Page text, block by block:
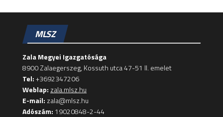
MLSZ
Zala Megyei Igazgatósága
8900 Zalaegerszeg, Kossuth utca 47-51 II. emelet
Tel:+3692347206
Weblap: zala.mlsz.hu
E-mail: zala@mlsz.hu
Adószám: 19020848-2-44